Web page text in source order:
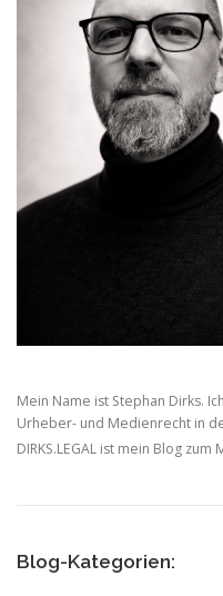
Mein Name ist Stephan Dirks.
Urheber- und Medienrecht in
DIRKS.LEGAL ist mein Blog zum
Blog-Kategorien: